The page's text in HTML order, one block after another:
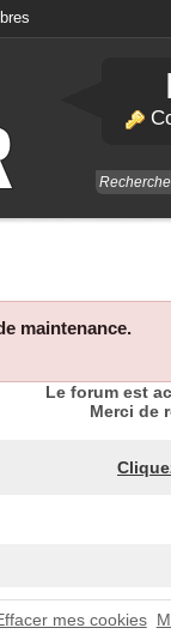
maintenance.
Le forum est
Merci de
mes cookies